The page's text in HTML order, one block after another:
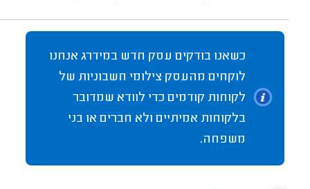
כשאנו בודקים עסק חדש במידרג אנחנו
לוקחים מהעסק צילומי חשבוניות של
לקוחות קודמים כדי לוודא שמדובר
בלקוחות אמיתיים ולא חברים או בני
משפחה.